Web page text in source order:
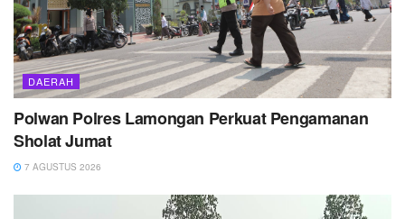
DAERAH
Polwan Polres Lamongan Perkuat Pengamanan
Sholat Jumat
7 AGUSTUS 2026